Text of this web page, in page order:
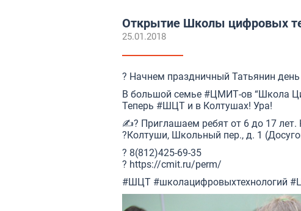
Открытие Школы цифровых
25.01.2018
? Начнем праздничный Татьянин день
В большой семье #ЦМИТ-ов “Школа
Теперь #ШЦТи в Колтушах! Ура!
✍? Приглашаем ребят от 6 до 17 лет.
?Колтуши, Школьный пер., д. 1
? 8(812)425-69-35
? https://cmit.ru/perm/
#ШЦТ #школацифровыхтехнологий